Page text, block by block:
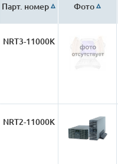
Парт. номер Фото
NRT3-11000K
NRT2-11000K